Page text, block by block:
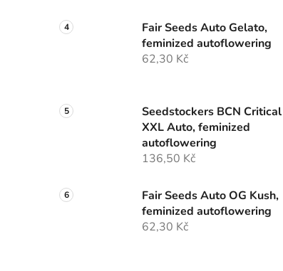
Fair Seeds Auto Gelato,
feminized autoflowering
62,30 Kč
Seedstockers BCN Critical
XXL Auto, feminized
autoflowering
136,50 Kč
Fair Seeds Auto OG Kush,
feminized autoflowering
62,30 Kč